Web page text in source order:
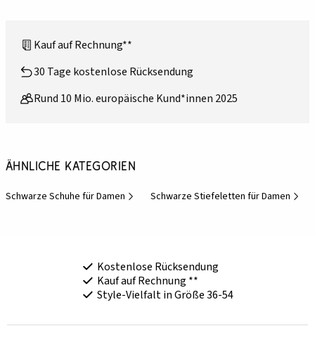
Kauf auf Rechnung**
30 Tage kostenlose Rücksendung
Rund 10 Mio. europäische Kund*innen 2025
Ähnliche Kategorien
Schwarze Schuhe für Damen Schwarze Stiefeletten für Damen
Kostenlose Rücksendung
Kauf auf Rechnung **
Style-Vielfalt in Größe 36-54